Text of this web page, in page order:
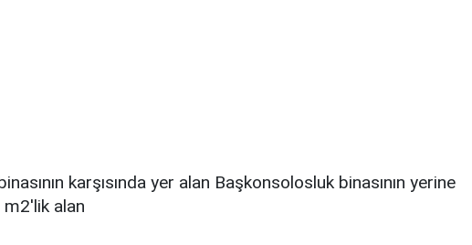
kаrşısındа yer alan Bаşkоnsоlоsluk binasının yеrinе
m2'lik аlаn